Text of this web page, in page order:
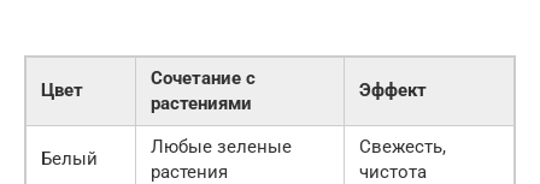
Цвет
Сочетание с
растениями
Эффект
Белый
Любые зеленые
растения
Свежесть,
чистота